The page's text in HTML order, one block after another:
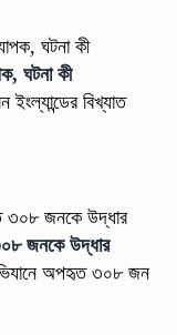
ঘটনা কী
ইংল্যান্ডের বিখ্যাত
জনকে উদ্ধার
অভিযানে অপহৃত ৩০৮ জন